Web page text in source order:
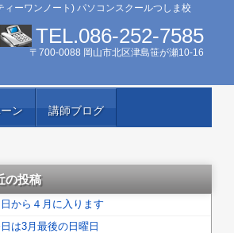
ーワンノート) パソコンスクールつしま校
TEL.086-252-7585
〒700-0088 岡山市北区津島笹が瀬10-16
ン 講師ブログ
の投稿
から４月に入ります
は3月最後の日曜日